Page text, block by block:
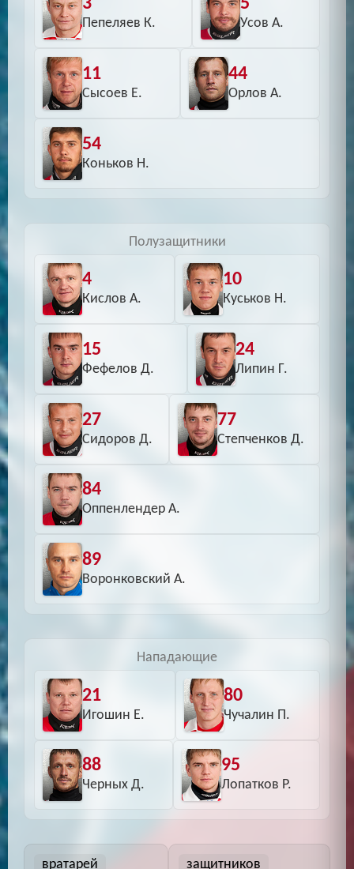
3
Пепеляев К.
5
Усов А.
11
Сысоев Е.
44
Орлов А.
54
Коньков Н.
Полузащитники
4
Кислов А.
10
Куськов Н.
15
Фефелов Д.
24
Липин Г.
27
Сидоров Д.
77
Степченков Д.
84
Оппенлендер А.
89
Воронковский А.
Нападающие
21
Игошин Е.
80
Чучалин П.
88
Черных Д.
95
Лопатков Р.
вратарей защитников